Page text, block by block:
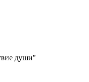
души"